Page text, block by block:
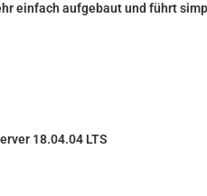
einfach aufgebaut und führt
18.04.04 LTS